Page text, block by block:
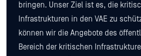
bringen. Unser Ziel ist es, die
Infrastrukturen in den VAE zu
können wir die Angebote des
Bereich der kritischen